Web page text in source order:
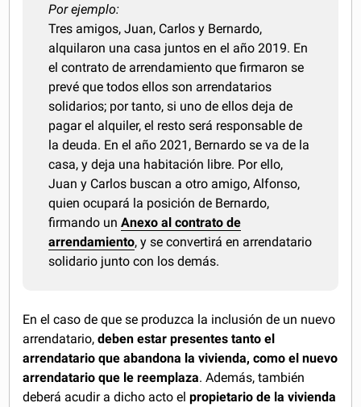
Por ejemplo:
Tres amigos, Juan, Carlos y Bernardo,
alquilaron una casa juntos en el año 2019. En
el contrato de arrendamiento que firmaron se
prevé que todos ellos son arrendatarios
solidarios; por tanto, si uno de ellos deja de
pagar el alquiler, el resto será responsable de
la deuda. En el año 2021, Bernardo se va de la
casa, y deja una habitación libre. Por ello,
Juan y Carlos buscan a otro amigo, Alfonso,
quien ocupará la posición de Bernardo,
firmando un Anexo al contrato de
arrendamiento, y se convertirá en arrendatario
solidario junto con los demás.
En el caso de que se produzca la inclusión de un nuevo
arrendatario,deben estar presentes tanto el
arrendatario que abandona la vivienda, como el nuevo
arrendatario que le reemplaza. Además, también
deberá acudir a dicho acto elpropietario de la vivienda